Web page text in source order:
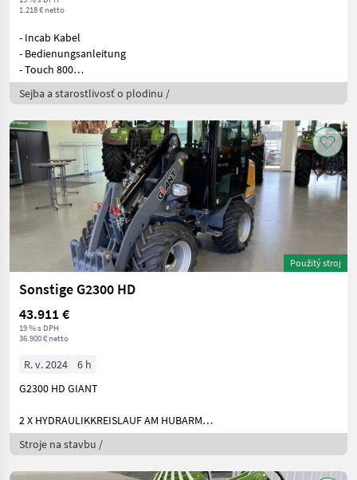
1.218 € netto
- Incab Kabel
- Bedienungsanleitung
- Touch 800
- keine Freischaltun
Sejba a starostlivosť o plodinu /
Použitý stroj
Sonstige G2300 HD
43.911 €
19 % s DPH
36.900 € netto
R. v. 2024
6 h
G2300 HD GIANT
2 X HYDRAULIKKREISLAUF AM HUBARM
BEREIFUNG: 31X15.
Stroje na stavbu /